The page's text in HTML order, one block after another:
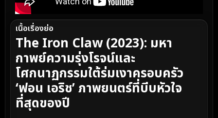
เนื้อเรื่องย่อ
The Iron Claw (2023): มหา
กาพย์ความรุ่งโรจน์และ
โศกนาฏกรรมใต้ร่มเงาครอบครัว
‘ฟอน เอริช’ ภาพยนตร์ที่บีบหัวใจ
ที่สุดของปี